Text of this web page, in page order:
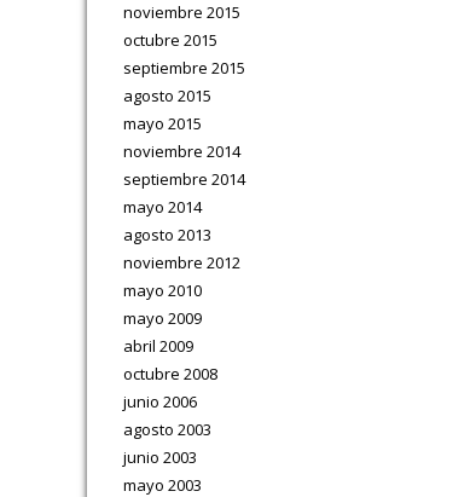
noviembre 2015
octubre 2015
septiembre 2015
agosto 2015
mayo 2015
noviembre 2014
septiembre 2014
mayo 2014
agosto 2013
noviembre 2012
mayo 2010
mayo 2009
abril 2009
octubre 2008
junio 2006
agosto 2003
junio 2003
mayo 2003